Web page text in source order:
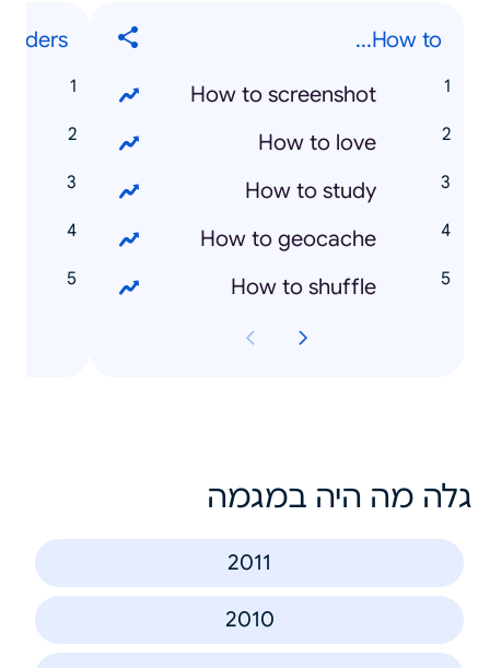
How to...
How to screenshot
How to love
How to study
How to geocache
How to shuffle
גלה מה היה במגמה
2011
2010